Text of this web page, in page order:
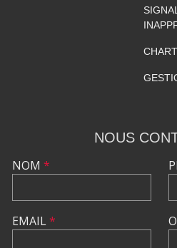
NOUS
NOM *
EMAIL*